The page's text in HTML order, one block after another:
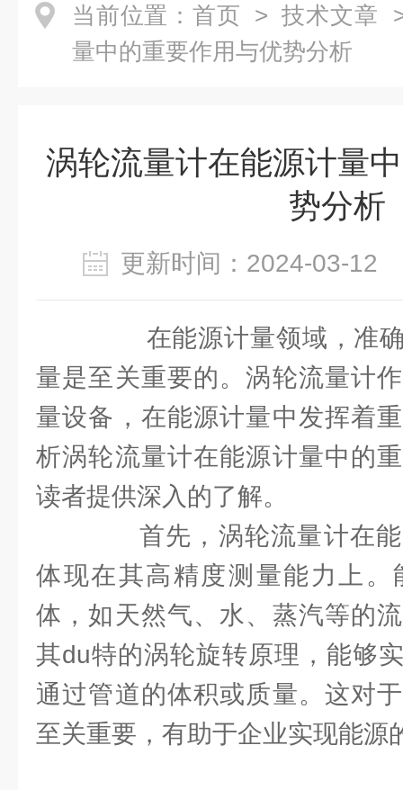
当前位置： 首页 > 技术文章
量中的重要作用与优势分析
涡轮流量计在能源计量
势分析
更新时间：2024-03-
在能源计量领域，准确
量是至关重要的。涡轮流量计
量设备，在能源计量中发挥着
析涡轮流量计在能源计量中的
读者提供深入的了解。
首先，涡轮流量计在能
体现在其高精度测量能力上。
体，如天然气、水、蒸汽等的
其du特的涡轮旋转原理，能够
通过管道的体积或质量。这对
至关重要，有助于企业实现能源